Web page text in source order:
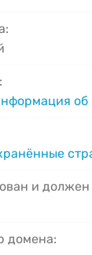
об
и должен
домена: